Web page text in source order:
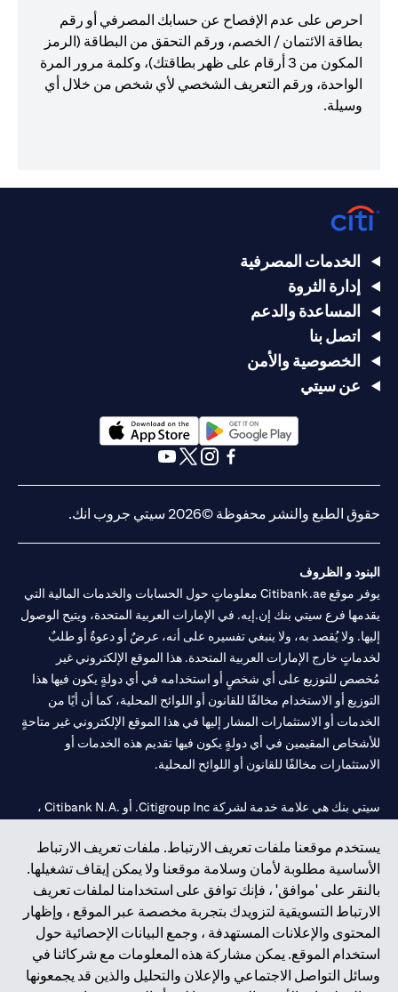
احرص على عدم الإفصاح عن حسابك المصرفي أو رقم
بطاقة الائتمان / الخصم، ورقم التحقق من البطاقة (الرمز
المكون من 3 أرقام على ظهر بطاقتك)، وكلمة مرور المرة
الواحدة، ورقم التعريف الشخصي لأي شخص من خلال أي
وسيلة.
يستخدم موقعنا ملفات تعريف الارتباط. ملفات تعريف الارتباط
الأساسية مطلوبة لأمان وسلامة موقعنا ولا يمكن إيقاف تشغيلها.
بالنقر على 'موافق' ، فإنك توافق على استخدامنا لملفات تعريف
الارتباط التسويقية لتزويدك بتجربة مخصصة عبر الموقع ، وإظهار
المحتوى والإعلانات المستهدفة ، وجمع البيانات الإحصائية حول
استخدام الموقع. يمكن مشاركة هذه المعلومات مع شركائنا في
وسائل التواصل الاجتماعي والإعلان والتحليل والذين قد يجمعونها
الخدمات المصرفية
إدارة الثروة
المساعدة والدعم
اتصل بنا
الخصوصية والأمن
عن سيتي
(opens in a new tab)
حقوق الطبع والنشر محفوظة ©2026 سيتي جروب انك.
البنود و الظروف
يوفر موقع Citibank.ae معلوماتٍ حول الحسابات والخدمات المالية التي
يقدمها فرع سيتي بنك إن.إيه. في الإمارات العربية المتحدة، ويتيح الوصول
إليها. ولا يُقصد به، ولا ينبغي تفسيره على أنه، عرضٌ أو دعوةٌ أو طلبٌ
لخدماتٍ خارج الإمارات العربية المتحدة. هذا الموقع الإلكتروني غير
مُخصص للتوزيع على أي شخصٍ أو استخدامه في أي دولةٍ يكون فيها هذا
التوزيع أو الاستخدام مخالفًا للقانون أو اللوائح المحلية، كما أن أيًا من
الخدمات أو الاستثمارات المشار إليها في هذا الموقع الإلكتروني غير متاحةٍ
للأشخاص المقيمين في أي دولةٍ يكون فيها تقديم هذه الخدمات أو
الاستثمارات مخالفًا للقانون أو اللوائح المحلية.
سيتي بنك هي علامة خدمة لشركة Citigroup Inc. أو .Citibank N.A ،
سيتي بنك إن. إيه. الإمارات مسجل لدى مصرف الإمارات المركزي تحت
أرقام التراخيص 202563 لفرع الوصل في دبي، 531989 لفرع مول
الإمارات في دبي، وCN-1002019لفرع أبوظبي. هاتف: 4000 311 04.
فرع سيتي بنك إن إيه - الإمارات العربية المتحدة مرخص من مصرف
الإمارات العربية المتحدة المركزي كفرع لبنك أجنبي.
سيتي بنك إن إيه الإمارات العربية المتحدة مرخص من هيئة الأوراق المالية